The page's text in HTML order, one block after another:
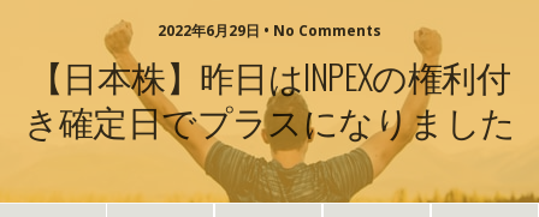
2022年6月29日 • No Comments
【日本株】昨日はINPEXの権利付
き確定日でプラスになりました